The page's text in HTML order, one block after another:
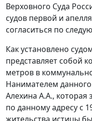
Верховного Суда
судов первой и
согласиться по
Как установлено
представляет собой
метров в
Нанимателем
Алехина А.А., которая
по данному адресу с